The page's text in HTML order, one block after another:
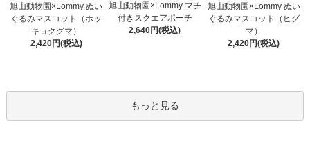
旭山動物園×Lommy ぬい
ぐるみマスコット（ホッ
キョクグマ）
2,420円(税込)
旭山動物園×Lommy マチ
付きスクエアポーチ
2,640円(税込)
旭山動物園×Lommy ぬい
ぐるみマスコット（ヒグ
マ）
2,420円(税込)
もっと見る